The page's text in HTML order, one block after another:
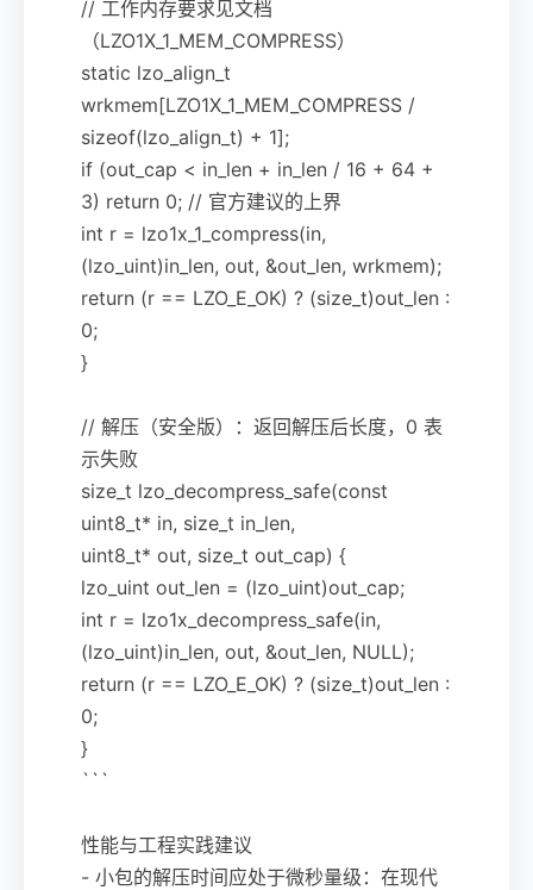
// 工作内存要求见文档
（LZO1X_1_MEM_COMPRESS）
static lzo_align_t
wrkmem[LZO1X_1_MEM_COMPRESS /
sizeof(lzo_align_t) + 1];
if (out_cap < in_len + in_len / 16 + 64 +
3) return 0; // 官方建议的上界
int r = lzo1x_1_compress(in,
(lzo_uint)in_len, out, &out_len, wrkmem);
return (r == LZO_E_OK) ? (size_t)out_len :
0;
}
// 解压（安全版）：返回解压后长度，0 表
示失败
size_t lzo_decompress_safe(const
uint8_t* in, size_t in_len,
uint8_t* out, size_t out_cap) {
lzo_uint out_len = (lzo_uint)out_cap;
int r = lzo1x_decompress_safe(in,
(lzo_uint)in_len, out, &out_len, NULL);
return (r == LZO_E_OK) ? (size_t)out_len :
0;
}
```
性能与工程实践建议
- 小包的解压时间应处于微秒量级：在现代